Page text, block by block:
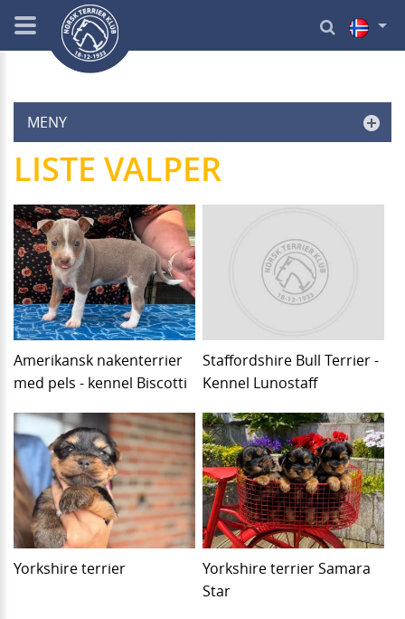
MENY
LISTE VALPER
Amerikansk nakenterrier
med pels - kennel Biscotti
Staffordshire Bull Terrier -
Kennel Lunostaff
Yorkshire terrier
Yorkshire terrier Samara
Star